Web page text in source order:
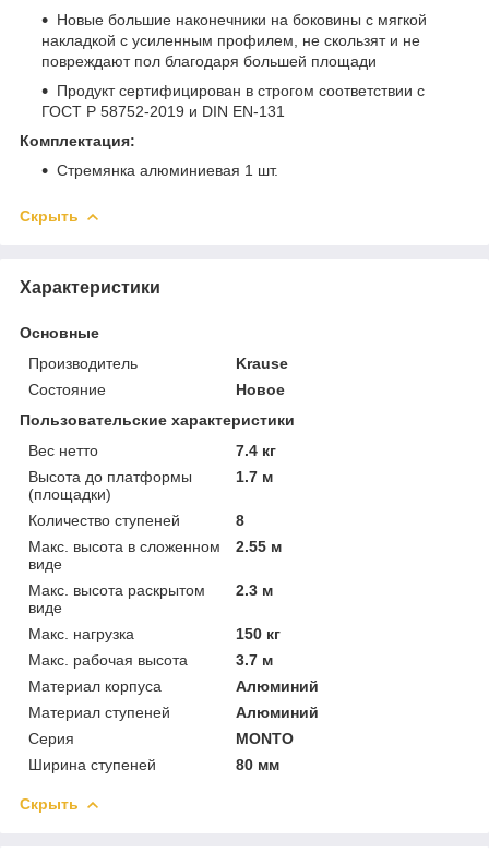
Новые большие наконечники на боковины с мягкой
накладкой с усиленным профилем, не скользят и не
повреждают пол благодаря большей площади
Продукт сертифицирован в строгом соответствии с
ГОСТ Р 58752-2019 и DIN EN-131
Комплектация:
Стремянка алюминиевая 1 шт.
Скрыть
Характеристики
Основные
Производитель
Krause
Состояние
Новое
Пользовательские характеристики
Вес нетто
7.4 кг
Высота до платформы
(площадки)
1.7 м
Количество ступеней
8
Макс. высота в сложенном
виде
2.55 м
Макс. высота раскрытом
виде
2.3 м
Макс. нагрузка
150 кг
Макс. рабочая высота
3.7 м
Материал корпуса
Алюминий
Материал ступеней
Алюминий
Серия
MONTO
Ширина ступеней
80 мм
Скрыть